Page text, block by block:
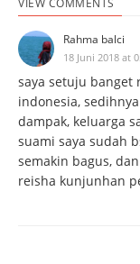
Rahma balci
18 Juni 2018 at
saya setuju banget
indonesia,
dampak, keluarga
suami saya sudah
semakin bagus,
reisha kunjunhan